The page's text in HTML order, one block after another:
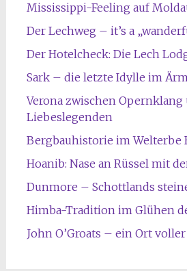
Mississippi-Feeling auf
Der Lechweg – it’s a
Der Hotelcheck: Die Lech
Sark – die letzte Idylle im
Verona zwischen Opernklang
Liebeslegenden
Bergbauhistorie im Welterbe
Hoanib: Nase an Rüssel mit
Dunmore – Schottlands
Himba-Tradition im Glühen
John O’Groats – ein Ort